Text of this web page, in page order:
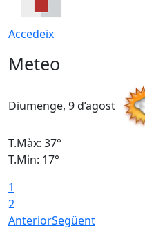
Accedeix
Meteo
Diumenge, 9 d’agost
T.Màx: 37°
T.Min: 17°
1
2
AnteriorSegüent